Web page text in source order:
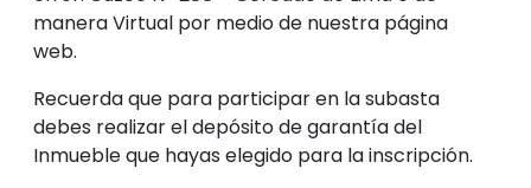
manera Virtual por medio de nuestra página
web.
Recuerda que para participar en la subasta
debes realizar el depósito de garantía del
Inmueble que hayas elegido para la inscripción.